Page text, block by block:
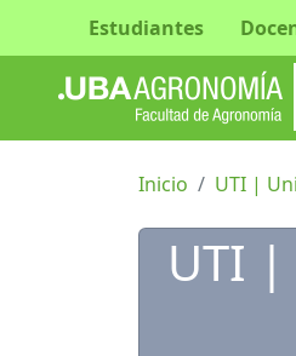
Estudiantes
Inicio UTI |
UTI